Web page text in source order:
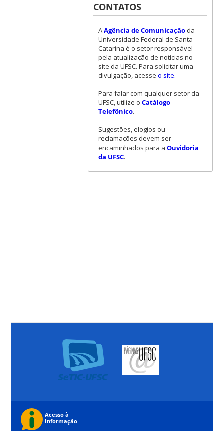
CONTATOS
AAgência de Comunicaçãoda
Universidade Federal de Santa
Catarina é o setor responsável
pela atualização de notícias no
site da UFSC. Para solicitar uma
divulgação, acesse o site.
Para falar com qualquer setor da
UFSC, utilize o Catálogo
Telefônico.
Sugestões, elogios ou
reclamações devem ser
encaminhados para a Ouvidoria
da UFSC.